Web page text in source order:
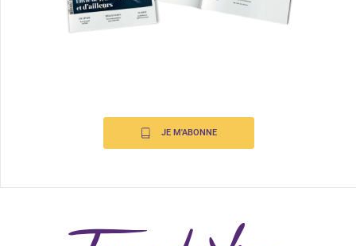
JE M'ABONNE